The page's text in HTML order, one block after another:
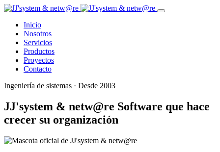
Inicio
Nosotros
Servicios
Productos
Proyectos
Contacto
Ingeniería de sistemas · Desde 2003
JJ'system & netw@re Software que hace
crecer su organización